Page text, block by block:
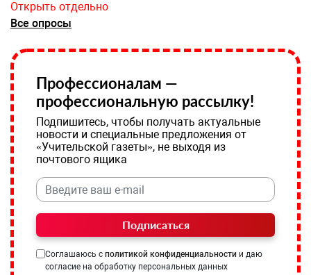
Открыть отдельно
Все опросы
Профессионалам —
профессиональную рассылку!
Подпишитесь, чтобы получать актуальные
новости и специальные предложения от
«Учительской газеты», не выходя из
почтового ящика
Подписаться
Соглашаюсь с политикой конфиденциальности и даю
согласие на обработку персональных данных